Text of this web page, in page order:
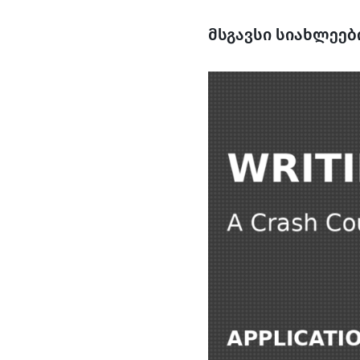
მსგავსი